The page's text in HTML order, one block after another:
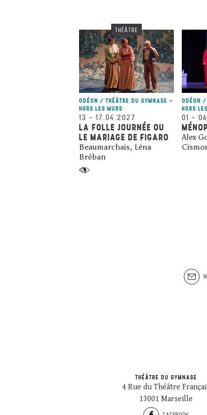
THÉÂTRE
ODÉON / THÉÂTRE DU GYMNASE -
HORS LES MURS
13 – 17.04.2027
LA FOLLE JOURNÉE OU
LE MARIAGE DE FIGARO
Beaumarchais, Léna
Bréban
ODÉON /
HORS
01 –
Alex
THÉÂTRE DU GYMNASE
4 Rue du Théâtre
13001 Marseille